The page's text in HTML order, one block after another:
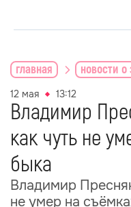
главная новости
12 мая 13:12
Владимир
как чуть не
быка
Владимир
не умер на